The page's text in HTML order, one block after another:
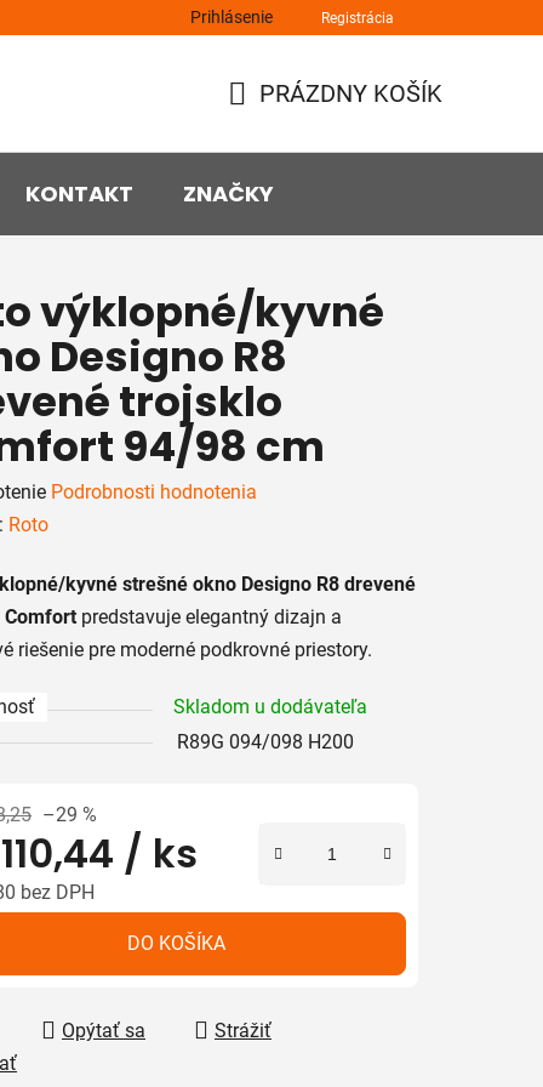
Prihlásenie Registrácia
KOŠÍK
PRÁZDNY KOŠÍK
KONTAKT ZNAČKY
výklopné/kyvné
Designo R8
trojsklo
94/98 cm
Podrobnosti hodnotenia
Roto
kyvné strešné okno Designo R8 drevené
predstavuje elegantný dizajn a
riešenie pre moderné podkrovné priestory.
Skladom u dodávateľa
R89G 094/098 H200
–29 %
/ ks
bez DPH
DO KOŠÍKA
Opýtať sa
Strážiť